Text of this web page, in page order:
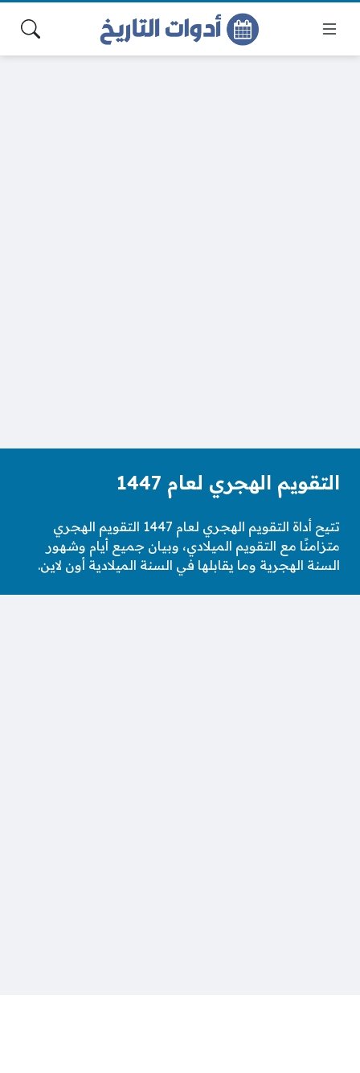
التقويم الهجري لعام 1447
تتيح أداة التقويم الهجري لعام 1447 التقويم الهجري
متزامنًا مع التقويم الميلادي، وبيان جميع أيام وشهور
السنة الهجرية وما يقابلها في السنة الميلادية أون لاين.